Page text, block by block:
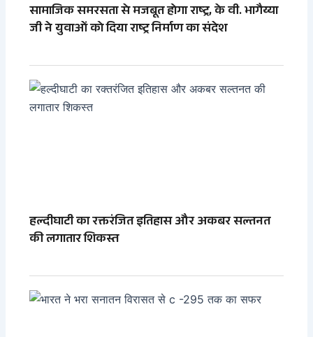
सामाजिक समरसता से मजबूत होगा राष्ट्र, के वी. भागैय्या
जी ने युवाओं को दिया राष्ट्र निर्माण का संदेश
हल्दीघाटी का रक्तरंजित इतिहास और अकबर सल्तनत
की लगातार शिकस्त